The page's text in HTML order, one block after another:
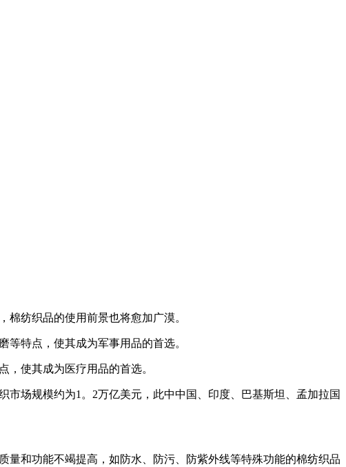
纺织品的使用前景也将愈加广漠。
特点，使其成为军事用品的首选。
使其成为医疗用品的首选。
场规模约为1。2万亿美元，此中中国、印度、巴基斯坦、孟加拉国
和功能不竭提高，如防水、防污、防紫外线等特殊功能的棉纺织品